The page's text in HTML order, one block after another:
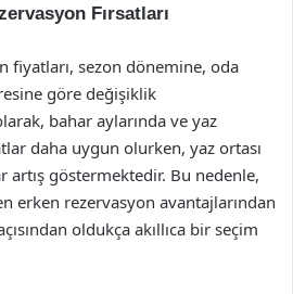
Fırsatları
fiyatları, sezon dönemine, oda
göre değişiklik
bahar aylarında ve yaz
daha uygun olurken, yaz ortası
göstermektedir. Bu nedenle,
erken rezervasyon avantajlarından
oldukça akıllıca bir seçim